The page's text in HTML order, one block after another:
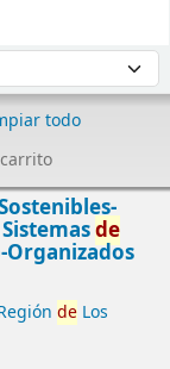
todo
Sistemasde
Organizados
deLos